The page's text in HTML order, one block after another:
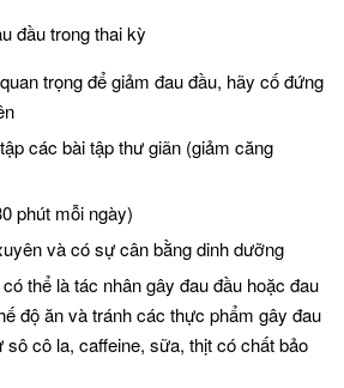
đầu trong thai kỳ
trọng để giảm đau đầu, hãy cố đứng
các bài tập thư giãn (giảm căng
phút mỗi ngày)
và có sự cân bằng dinh dưỡng
thể là tác nhân gây đau đầu hoặc đau
độ ăn và tránh các thực phẩm gây đau
sô cô la, caffeine, sữa, thịt có chất bảo